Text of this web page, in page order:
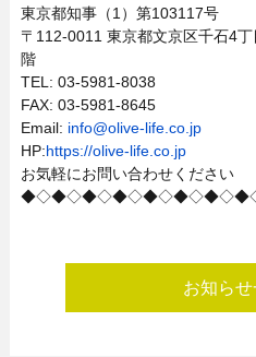
東京都知事（1）第103117号
〒112-0011 東京都文京区千石4
階
TEL: 03-5981-8038
FAX: 03-5981-8645
Email: info@olive-life.co.jp
HP:https://olive-life.co.jp
お気軽にお問い合わせください
お知ら